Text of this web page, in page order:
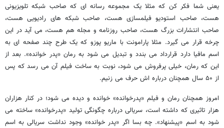
یعنی شما فکر کن که مثلا یک مجموعه رسانه ای که صاحب شبکه تلویزیونی
هست، صاحب استودیو فیلمسازی هست، صاحب شبکه های رادیویی هست،
صاحب انتشارات بزرگ هست، صاحب روزنامه و مجله هم هست، می آید در این
چرخه قرار می گیرد. مثلا پارامونت با ماریو پوزو که یک طرح چند صفحه ای به
اسم مافیا دارد قرارداد می بندد و تبدیل می شود به رمان «پدر خوانده». بعد از
این که رمان، خیلی پرفروش می شود، نوبت به ساخت فیلم آن می رسد که پس
از ۵۰ سال همچنان درباره اش حرف می زنیم.
امروز همچنان رمان و فیلم «پدرخوانده» خوانده و دیده می شود؛ در کنار هزاران
هزار تاثیری که داشته است، سریالی درباره چگونگی تولید «پدرخوانده» ساخته می
شود به اسم «پیشنهاد». چه بسا اگر «پدر خوانده» وجود نداشت سریالی به اسم